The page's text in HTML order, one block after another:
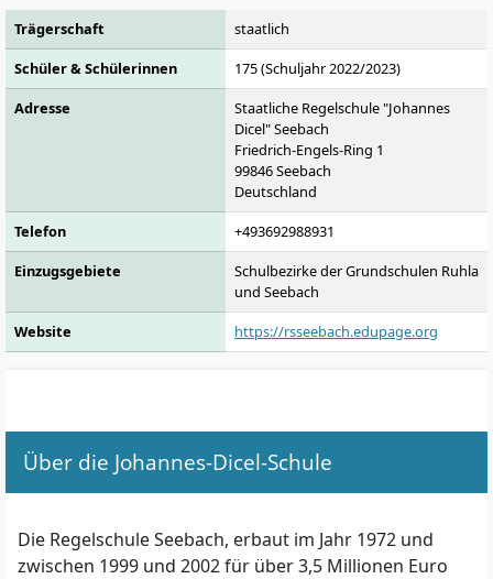
Trägerschaft
staatlich
Schüler & Schülerinnen
175 (Schuljahr 2022/2023)
Adresse
Staatliche Regelschule "Johannes
Dicel" Seebach
Friedrich-Engels-Ring 1
99846Seebach
Deutschland
Telefon
+493692988931
Einzugsgebiete
Schulbezirke der Grundschulen Ruhla
und Seebach
Website
https://rsseebach.edupage.org
Über die Johannes-Dicel-Schule
Die Regelschule Seebach, erbaut im Jahr 1972 und
zwischen 1999 und 2002 für über 3,5 Millionen Euro